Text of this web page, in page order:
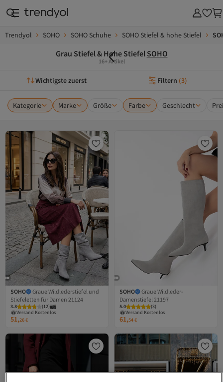
Trendyol SOHO SOHO Schuhe SOHO Stiefel & hohe Stiefel
Grau Stiefel & Hohe Stiefel SOHO
16+ Artikel
Wichtigste zuerst Filtern (3)
Kategorie Marke Größe Farbe Geschlecht
SOHO
Graue Wildlederstiefel und
Stiefeletten für Damen 21124
3.8 (12)
Versand Kostenlos
Gratis Versand
Versand Kostenlos
51,26€
SOHO
Graue Wildleder-
Damenstiefel 21197
5.0 (3)
Versand Kostenlos
Gratis Versand
Versand Kostenlos
61,54€